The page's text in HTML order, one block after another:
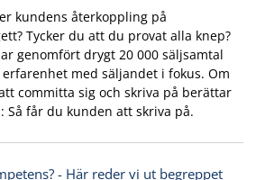
kundens återkoppling på
Tycker du att du provat alla knep?
genomfört drygt 20 000 säljsamtal
med säljandet i fokus. Om
committa sig och skriva på berättar
Så får du kunden att skriva på.